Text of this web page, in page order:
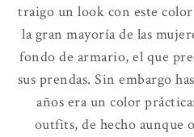
traigo un look con este
la gran mayoría de las
fondo de armario, el que
sus prendas. Sin embargo
años era un color
outfits, de hecho aunque